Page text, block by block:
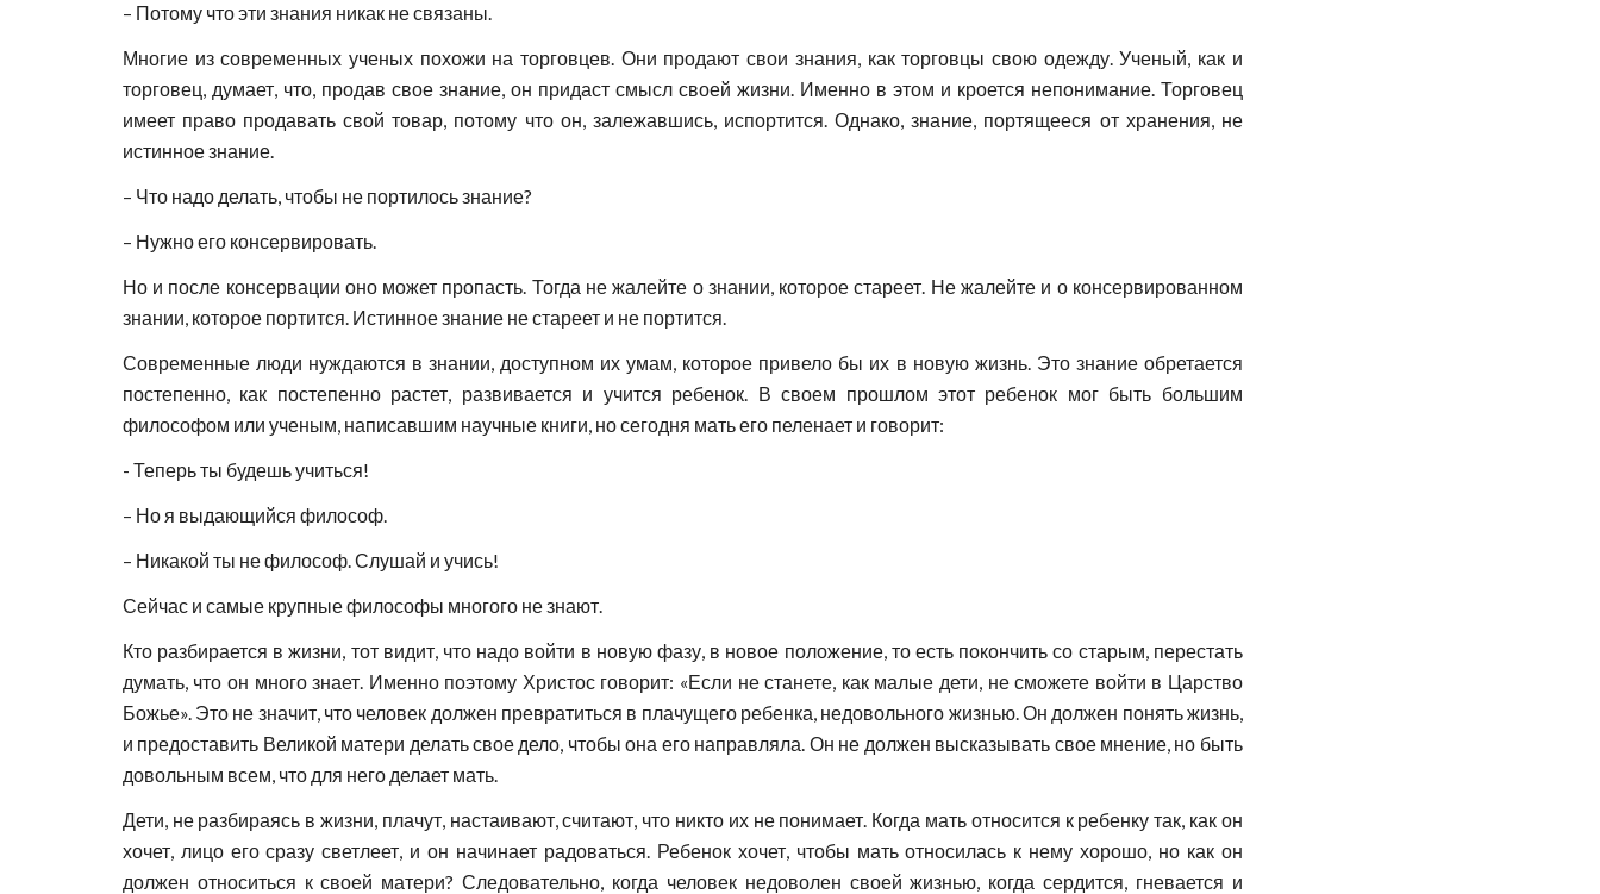
– Потому что эти знания никак не связаны.
Многие из современных ученых похожи на торговцев. Они продают свои знания, как торговцы свою одежду. Ученый, как и
торговец, думает, что, продав свое знание, он придаст смысл своей жизни. Именно в этом и кроется непонимание. Торговец
имеет право продавать свой товар, потому что он, залежавшись, испортится. Однако, знание, портящееся от хранения, не
истинное знание.
– Что надо делать, чтобы не портилось знание?
– Нужно его консервировать.
Но и после консервации оно может пропасть. Тогда не жалейте о знании, которое стареет. Не жалейте и о консервированном
знании, которое портится. Истинное знание не стареет и не портится.
Современные люди нуждаются в знании, доступном их умам, которое привело бы их в новую жизнь. Это знание обретается
постепенно, как постепенно растет, развивается и учится ребенок. В своем прошлом этот ребенок мог быть большим
философом или ученым, написавшим научные книги, но сегодня мать его пеленает и говорит:
- Теперь ты будешь учиться!
– Но я выдающийся философ.
– Никакой ты не философ. Слушай и учись!
Сейчас и самые крупные философы многого не знают.
Кто разбирается в жизни, тот видит, что надо войти в новую фазу, в новое положение, то есть покончить со старым, перестать
думать, что он много знает. Именно поэтому Христос говорит: «Если не станете, как малые дети, не сможете войти в Царство
Божье». Это не значит, что человек должен превратиться в плачущего ребенка, недовольного жизнью. Он должен понять жизнь,
и предоставить Великой матери делать свое дело, чтобы она его направляла. Он не должен высказывать свое мнение, но быть
довольным всем, что для него делает мать.
Дети, не разбираясь в жизни, плачут, настаивают, считают, что никто их не понимает. Когда мать относится к ребенку так, как он
хочет, лицо его сразу светлеет, и он начинает радоваться. Ребенок хочет, чтобы мать относилась к нему хорошо, но как он
должен относиться к своей матери? Следовательно, когда человек недоволен своей жизнью, когда сердится, гневается и